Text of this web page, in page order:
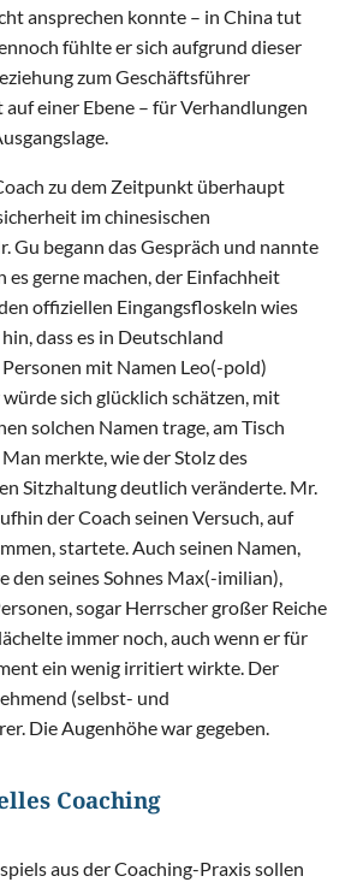
ansprechen konnte – in China tut
fühlte er sich aufgrund dieser
zum Geschäftsführer
einer Ebene – für Verhandlungen
zu dem Zeitpunkt überhaupt
im chinesischen
Gu begann das Gespräch und nannte
es gerne machen, der Einfachheit
offiziellen Eingangsfloskeln wies
dass es in Deutschland
mit Namen Leo(-pold)
sich glücklich schätzen, mit
solchen Namen trage, am Tisch
merkte, wie der Stolz des
Sitzhaltung deutlich veränderte. Mr.
der Coach seinen Versuch, auf
startete. Auch seinen Namen,
den seines Sohnes Max(-imilian),
sogar Herrscher großer Reiche
immer noch, auch wenn er für
ein wenig irritiert wirkte. Der
(selbst- und
Die Augenhöhe war gegeben.
Coaching
aus der Coaching-Praxis sollen